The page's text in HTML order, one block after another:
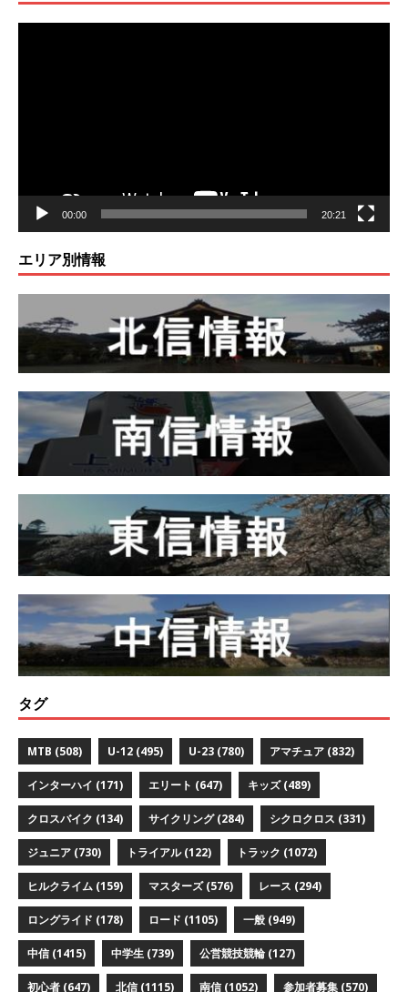
00:00 20:21
エリア別情報
タグ
MTB (508) U-12 (495) U-23 (780) アマチュア (832)
インターハイ (171) エリート (647) キッズ(489)
クロスバイク (134) サイクリング(284) シクロクロス (331)
ジュニア (730) トライアル(122) トラック (1072)
ヒルクライム (159) マスターズ(576) レース (294)
ロングライド (178) ロード (1105) 一般 (949)
中信(1415) 中学生 (739) 公営競技競輪 (127)
初心者 (647) 北信(1115) 南信(1052) 参加者募集 (570)